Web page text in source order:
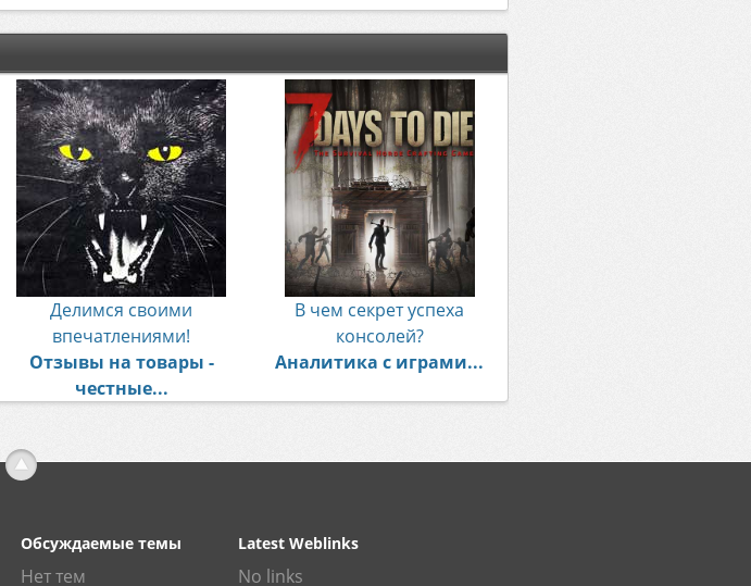
Делимся своими
впечатлениями!
Отзывы на товары -
честные...
В чем секрет успеха
консолей?
Аналитика с играми...
Обсуждаемые темы
Нет тем
Latest Weblinks
No links